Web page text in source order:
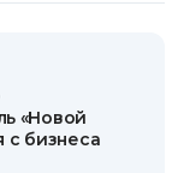
«Новой
с бизнеса